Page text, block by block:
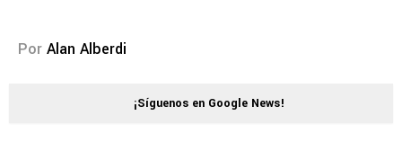
Por Alan Alberdi
¡Síguenos en Google News!